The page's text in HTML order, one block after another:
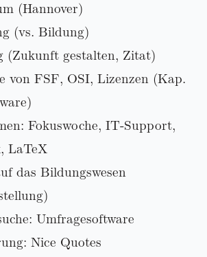
(Hannover)
(vs. Bildung)
(Zukunft gestalten, Zitat)
von FSF, OSI, Lizenzen (Kap.
Fokuswoche, IT-Support,
LaTeX
das Bildungswesen
Umfragesoftware
Nice Quotes